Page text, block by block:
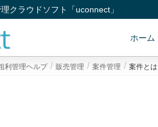
クラウドソフト「uconnect」
ホーム
利管理ヘルプ 販売管理 案件管理 案件とは